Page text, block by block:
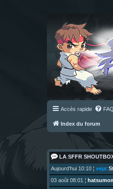
Accès rapide FAQ
Index du forum
LA SFFR
Aujourd’hui 10:10 ¦ veja:
03 août 08:01 ¦